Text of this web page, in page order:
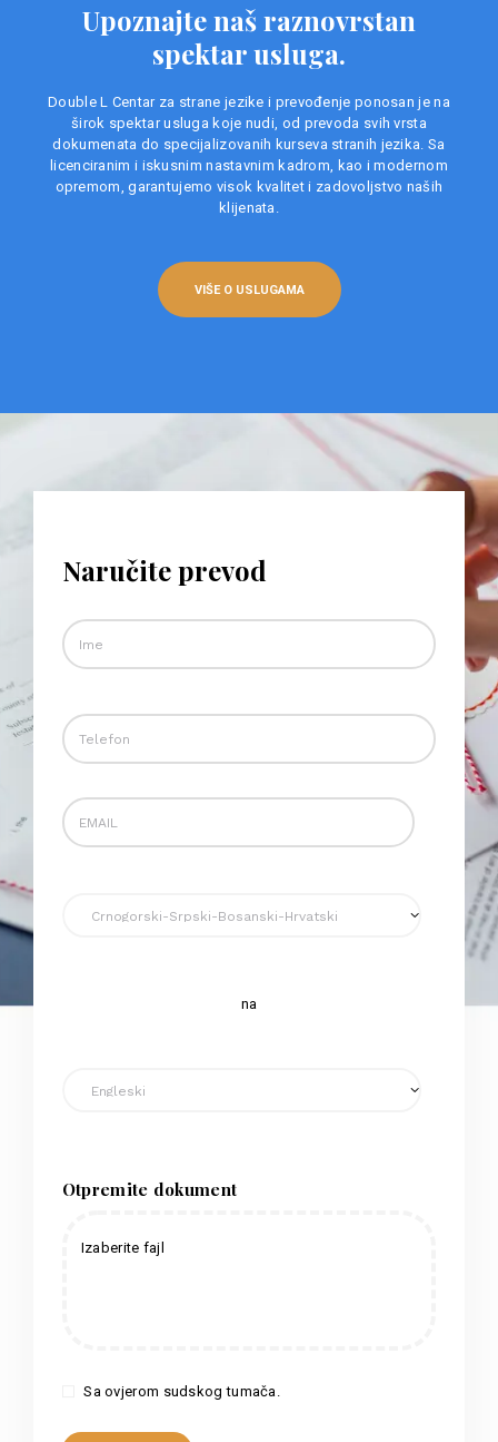
Upoznajte naš raznovrstan
spektar usluga.
Double L Centar za strane jezike i prevođenje ponosan je na
širok spektar usluga koje nudi, od prevoda svih vrsta
dokumenata do specijalizovanih kurseva stranih jezika. Sa
licenciranim i iskusnim nastavnim kadrom, kao i modernom
opremom, garantujemo visok kvalitet i zadovoljstvo naših
klijenata.
VIŠE O USLUGAMA
Naručite prevod
na
Otpremite dokument
Izaberite fajl
Sa ovjerom sudskog tumača.